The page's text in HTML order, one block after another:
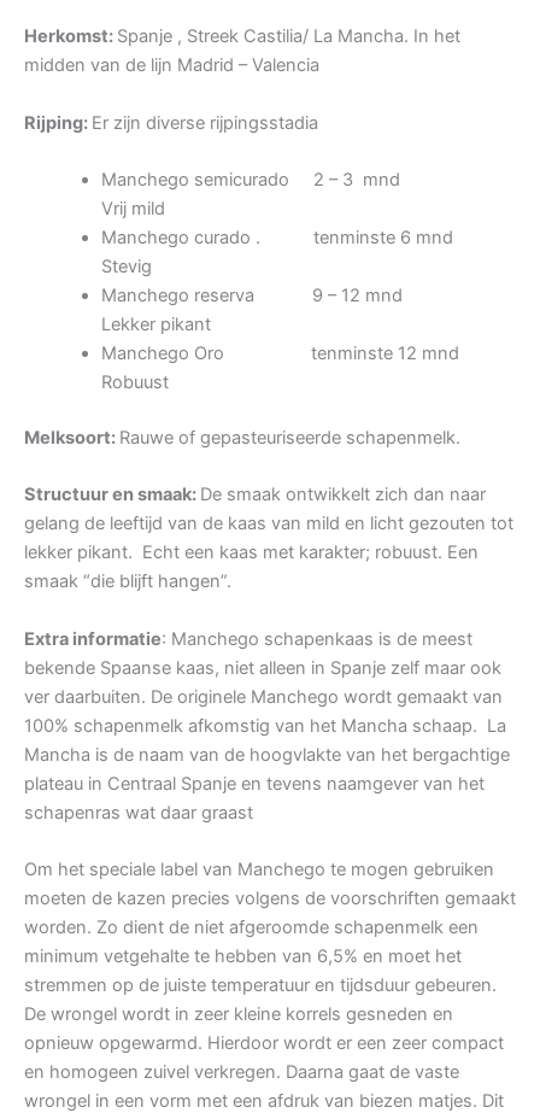
Herkomst: Spanje , Streek Castilia/ La Mancha. In het
midden van de lijn Madrid – Valencia
Rijping: Er zijn diverse rijpingsstadia
Manchego semicurado 2 – 3 mnd
Vrij mild
Manchego curado . tenminste 6 mnd
Stevig
Manchego reserva 9 – 12 mnd
Lekker pikant
Manchego Oro tenminste 12 mnd
Robuust
Melksoort: Rauwe of gepasteuriseerde schapenmelk.
Structuur en smaak: De smaak ontwikkelt zich dan naar
gelang de leeftijd van de kaas van mild en licht gezouten tot
lekker pikant. Echt een kaas met karakter; robuust. Een
smaak “die blijft hangen”.
Extra informatie: Manchego schapenkaas is de meest
bekende Spaanse kaas, niet alleen in Spanje zelf maar ook
ver daarbuiten. De originele Manchego wordt gemaakt van
100% schapenmelk afkomstig van het Mancha schaap. La
Mancha is de naam van de hoogvlakte van het bergachtige
plateau in Centraal Spanje en tevens naamgever van het
schapenras wat daar graast
Om het speciale label van Manchego te mogen gebruiken
moeten de kazen precies volgens de voorschriften gemaakt
worden. Zo dient de niet afgeroomde schapenmelk een
minimum vetgehalte te hebben van 6,5% en moet het
stremmen op de juiste temperatuur en tijdsduur gebeuren.
De wrongel wordt in zeer kleine korrels gesneden en
opnieuw opgewarmd. Hierdoor wordt er een zeer compact
en homogeen zuivel verkregen. Daarna gaat de vaste
wrongel in een vorm met een afdruk van biezen matjes. Dit